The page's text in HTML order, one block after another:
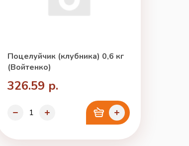
Поцелуйчик (клубника) 0,6 кг
(Войтенко)
326.59 р.